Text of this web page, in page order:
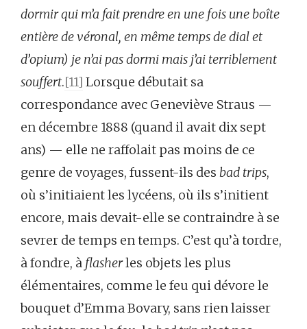
dormir qui m’a fait prendre en une fois une boîte
entière de véronal, en même temps de dial et
d’opium) je n’ai pas dormi mais j’ai terriblement
souffert.[11] Lorsque débutait sa
correspondance avec Geneviève Straus —
en décembre 1888 (quand il avait dix sept
ans) — elle ne raffolait pas moins de ce
genre de voyages, fussent-ils des bad trips,
où s’initiaient les lycéens, où ils s’initient
encore, mais devait-elle se contraindre à se
sevrer de temps en temps. C’est qu’à tordre,
à fondre, à flasherles objets les plus
élémentaires, comme le feu qui dévore le
bouquet d’Emma Bovary, sans rien laisser